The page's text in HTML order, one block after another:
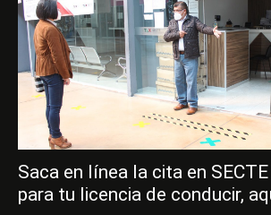
Saca en línea la cita en
para tu licencia de conducir,